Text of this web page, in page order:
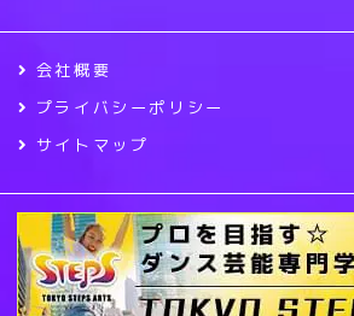
会社概要
プライバシーポリシー
サイトマップ